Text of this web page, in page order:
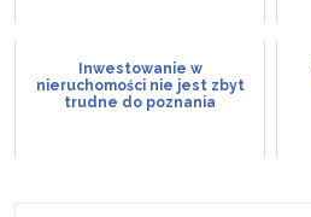
Inwestowanie w
nieruchomości nie jest zbyt
trudne do poznania